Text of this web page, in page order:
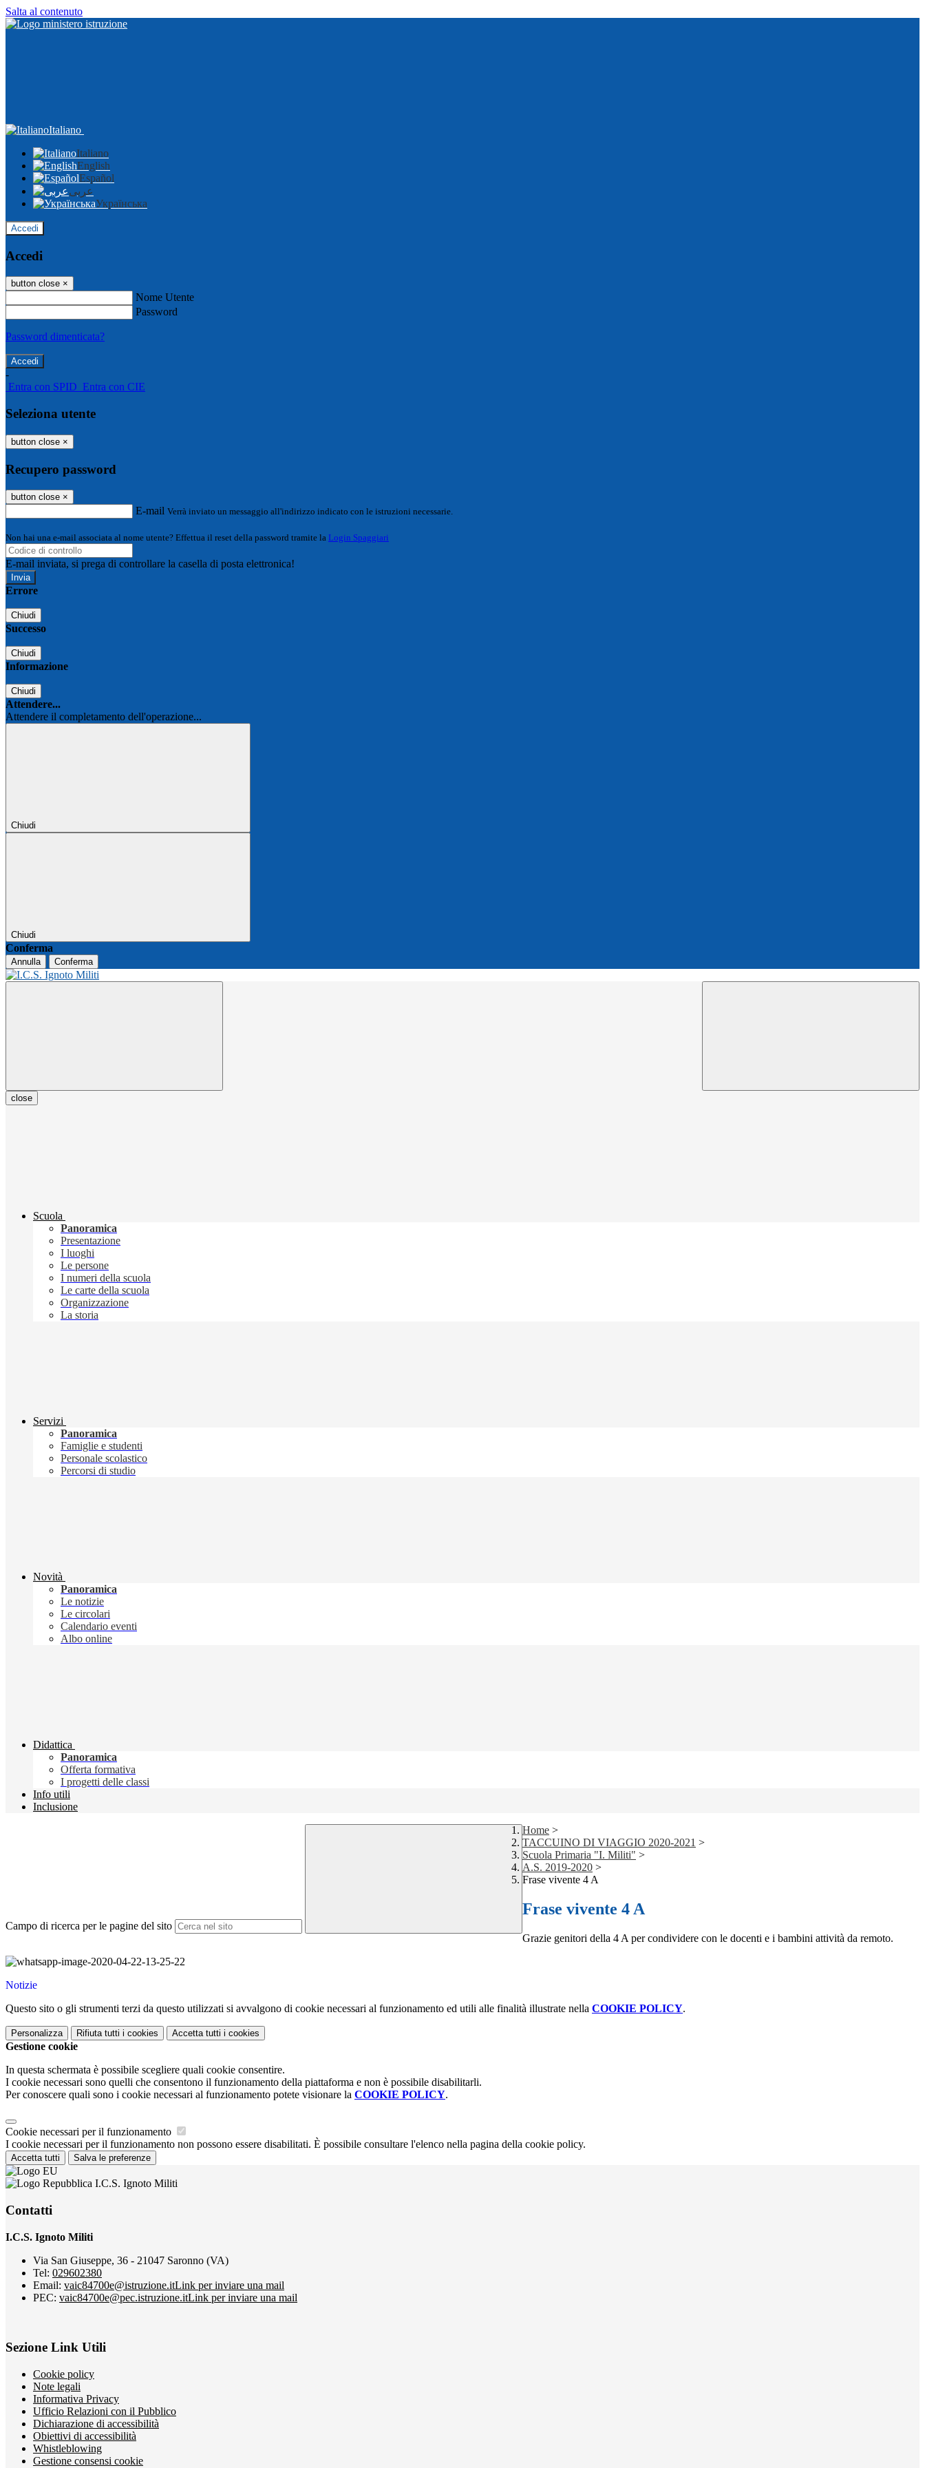
Salta al contenuto
Italiano
Italiano
English
Español
عربى
Українська
Accedi
Accedi
button close ×
Nome Utente
Password
Password dimenticata?
-
Entra con SPID Entra con CIE
Seleziona utente
button close ×
Recupero password
button close ×
E-mail Verrà inviato un messaggio all'indirizzo indicato con le istruzioni necessarie.
Non hai una e-mail associata al nome utente? Effettua il reset della password tramite la Login Spaggiari
E-mail inviata, si prega di controllare la casella di posta elettronica!
Errore
Chiudi
Successo
Chiudi
Informazione
Chiudi
Attendere...
Attendere il completamento dell'operazione...
Chiudi
Chiudi
Conferma
Annulla Conferma
close
Scuola
Panoramica
Presentazione
I luoghi
Le persone
I numeri della scuola
Le carte della scuola
Organizzazione
La storia
Servizi
Panoramica
Famiglie e studenti
Personale scolastico
Percorsi di studio
Novità
Panoramica
Le notizie
Le circolari
Calendario eventi
Albo online
Didattica
Panoramica
Offerta formativa
I progetti delle classi
Info utili
Inclusione
Campo di ricerca per le pagine del sito
Home >
TACCUINO DI VIAGGIO 2020-2021 >
Scuola Primaria "I. Militi" >
A.S. 2019-2020 >
Frase vivente 4 A
Frase vivente 4 A
Grazie genitori della 4 A per condividere con le docenti e i bambini attività da remoto.
Notizie
Questo sito o gli strumenti terzi da questo utilizzati si avvalgono di cookie necessari al funzionamento ed utili alle finalità illustrate nella COOKIE POLICY.
Personalizza Rifiuta tutti i cookies Accetta tutti i cookies
Gestione cookie
In questa schermata è possibile scegliere quali cookie consentire.
I cookie necessari sono quelli che consentono il funzionamento della piattaforma e non è possibile disabilitarli.
Per conoscere quali sono i cookie necessari al funzionamento potete visionare la COOKIE POLICY.
Cookie necessari per il funzionamento
I cookie necessari per il funzionamento non possono essere disabilitati. È possibile consultare l'elenco nella pagina della cookie policy.
Accetta tutti Salva le preferenze
I.C.S. Ignoto Militi
Contatti
I.C.S. Ignoto Militi
Via San Giuseppe, 36 - 21047 Saronno (VA)
Tel: 029602380
Email: vaic84700e@istruzione.itLink per inviare una mail
PEC: vaic84700e@pec.istruzione.itLink per inviare una mail
Sezione Link Utili
Cookie policy
Note legali
Informativa Privacy
Ufficio Relazioni con il Pubblico
Dichiarazione di accessibilità
Obiettivi di accessibilità
Whistleblowing
Gestione consensi cookie